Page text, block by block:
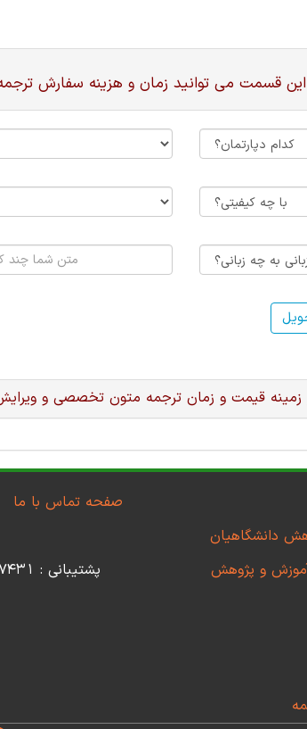
قسمت می توانید زمان و هزینه سفارش
زمینه قیمت و زمان ترجمه متون تخصصی و
دانشگاهیان
آموزش و پژوهش
صفحه تماس با ما
پشتیبانی : 09393887431